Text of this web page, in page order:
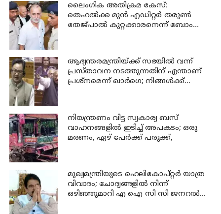
ലൈംഗിക അതിക്രമ കേസ്:
തെഹൽക്ക മുൻ എഡിറ്റർ തരുൺ
തേജ്പാൽ കുറ്റക്കാരനെന്ന് ബോംബെ
ആഭ്യന്തരമന്ത്രിയ്ക്ക് സഭയില്‍ വന്ന്
പ്രസ്താവന നടത്തുന്നതിന് എന്താണ്
പ്രശ്‌നമെന്ന് ഖാര്‍ഗെ; നിങ്ങള്‍ക്ക്
നിയന്ത്രണം വിട്ട സ്വകാര്യ ബസ്
വാഹനങ്ങളില്‍ ഇടിച്ച് അപകടം; ഒരു
മരണം, ഏഴ് പേര്‍ക്ക് പരുക്ക്,
മുഖ്യമന്ത്രിയുടെ ഹെലികോപ്റ്റർ യാത്ര
വിവാദം; ചോദ്യങ്ങളിൽ നിന്ന്
ഒഴിഞ്ഞുമാറി എ ഐ സി സി ജനറൽ